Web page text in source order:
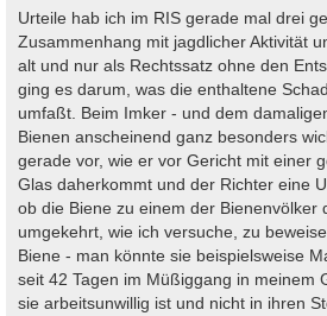
Urteile hab ich im RIS gerade mal drei
Zusammenhang mit jagdlicher Aktivität
alt und nur als Rechtssatz ohne den
ging es darum, was die enthaltene
umfaßt. Beim Imker - und dem
Bienen anscheinend ganz besonders
gerade vor, wie er vor Gericht mit einer
Glas daherkommt und der Richter eine
ob die Biene zu einem der Bienenvölker
umgekehrt, wie ich versuche, zu
Biene - man könnte sie beispielsweise
seit 42 Tagen im Müßiggang in meinem
sie arbeitsunwillig ist und nicht in ihren